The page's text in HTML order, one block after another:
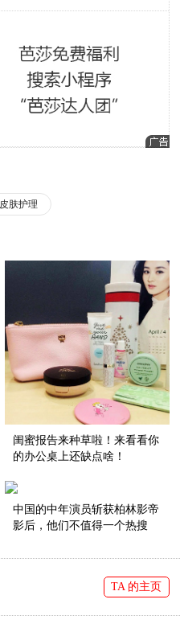
皮肤护理
闺蜜报告来种草啦！来看看你
的办公桌上还缺点啥！
中国的中年演员斩获柏林影帝
影后，他们不值得一个热搜
TA 的主页